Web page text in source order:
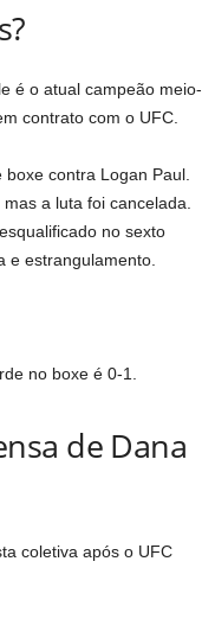
é o atual campeão meio-
contrato com o UFC.
contra Logan Paul.
a luta foi cancelada.
no sexto
e estrangulamento.
no boxe é 0-1.
de Dana
coletiva após o UFC